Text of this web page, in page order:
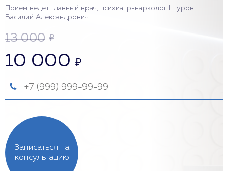
Приём ведет главный врач, психиатр-нарколог Шуров
Василий Александрович
13 000 ₽
10 000 ₽
Записаться на
консультацию